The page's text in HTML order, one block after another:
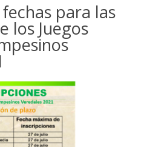
para las
los Juegos